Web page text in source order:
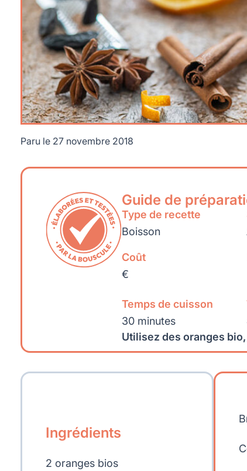
Paru le 27 novembre 2018
Guide de
Type de recette
Boisson
Coût
€
Temps de cuisson
30 minutes
Utilisez des oranges
Ingrédients
2 oranges bios